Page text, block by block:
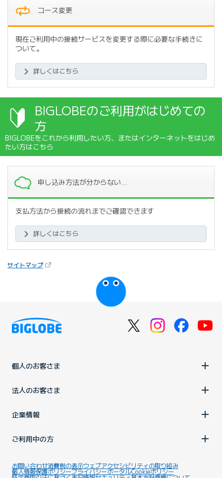
コース変更
現在ご利用中の接続サービスを変更する際に必要な手続きに
ついて。
詳しくはこちら
BIGLOBEのご利用がはじめての
方
BIGLOBEをこれから利用したい方、またはインターネットをはじめ
たい方はこちら
申し込み方法が分からない…
支払方法から接続の流れまでご確認できます
詳しくはこちら
サイトマップ（新しいタブで開きます）
びっぷるのページ
個人のお客さま
法人のお客さま
企業情報
ご利用中の方
お問い合わせ消費税の表示ウェブアクセシビリティの取り組み
個人情報保護ポリシープライバシーポータルCookieポリシー